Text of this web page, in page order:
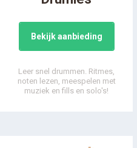
Bekijk aanbieding
Leer snel drummen. Ritmes,
noten lezen, meespelen met
muziek en fills en solo's!